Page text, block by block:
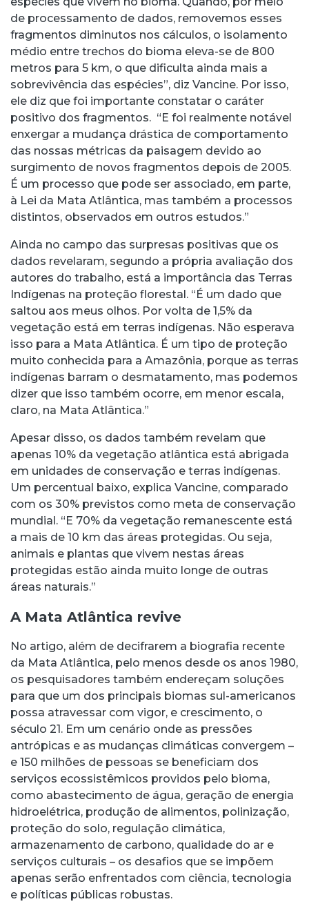
de processamento de dados, removemos esses
fragmentos diminutos nos cálculos, o isolamento
médio entre trechos do bioma eleva-se de 800
metros para 5 km, o que dificulta ainda mais a
sobrevivência das espécies”, diz Vancine. Por isso,
ele diz que foi importante constatar o caráter
positivo dos fragmentos. “E foi realmente notável
enxergar a mudança drástica de comportamento
das nossas métricas da paisagem devido ao
surgimento de novos fragmentos depois de 2005.
É um processo que pode ser associado, em parte,
à Lei da Mata Atlântica, mas também a processos
distintos, observados em outros estudos.”
Ainda no campo das surpresas positivas que os
dados revelaram, segundo a própria avaliação dos
autores do trabalho, está a importância das Terras
Indígenas na proteção florestal. “É um dado que
saltou aos meus olhos. Por volta de 1,5% da
vegetação está em terras indígenas. Não esperava
isso para a Mata Atlântica. É um tipo de proteção
muito conhecida para a Amazônia, porque as terras
indígenas barram o desmatamento, mas podemos
dizer que isso também ocorre, em menor escala,
claro, na Mata Atlântica.”
Apesar disso, os dados também revelam que
apenas 10% da vegetação atlântica está abrigada
em unidades de conservação e terras indígenas.
Um percentual baixo, explica Vancine, comparado
com os 30% previstos como meta de conservação
mundial. “E 70% da vegetação remanescente está
a mais de 10 km das áreas protegidas. Ou seja,
animais e plantas que vivem nestas áreas
protegidas estão ainda muito longe de outras
áreas naturais.”
A Mata Atlântica revive
No artigo, além de decifrarem a biografia recente
da Mata Atlântica, pelo menos desde os anos 1980,
os pesquisadores também endereçam soluções
para que um dos principais biomas sul-americanos
possa atravessar com vigor, e crescimento, o
século 21. Em um cenário onde as pressões
antrópicas e as mudanças climáticas convergem –
e 150 milhões de pessoas se beneficiam dos
serviços ecossistêmicos providos pelo bioma,
como abastecimento de água, geração de energia
hidroelétrica, produção de alimentos, polinização,
proteção do solo, regulação climática,
armazenamento de carbono, qualidade do ar e
serviços culturais – os desafios que se impõem
apenas serão enfrentados com ciência, tecnologia
e políticas públicas robustas.